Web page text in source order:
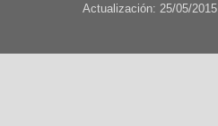
Actualización: 25/05/2015